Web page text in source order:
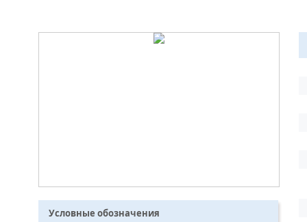
Условные обозначения